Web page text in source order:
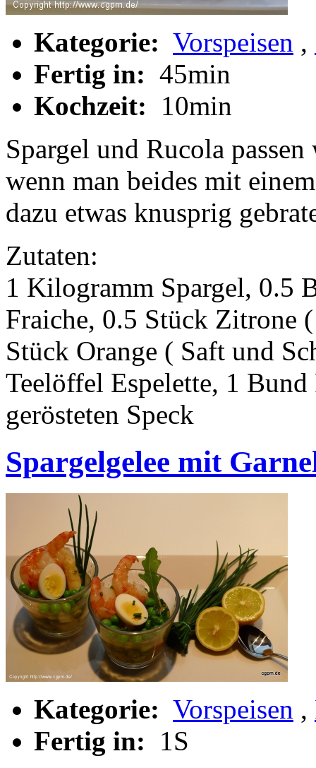
Kategorie: Vorspeisen ,
Fertig in: 45min
Kochzeit:
10min
Spargel und Rucola
wenn man beides mit
dazu etwas knusprig
Zutaten:
1 Kilogramm Spargel, 0.5
Fraiche, 0.5 Stück Zitrone
Stück Orange ( Saft und
Teelöffel Espelette, 1
gerösteten Speck
Spargelgelee mit
Kategorie: Vorspeisen ,
Fertig in:
1S